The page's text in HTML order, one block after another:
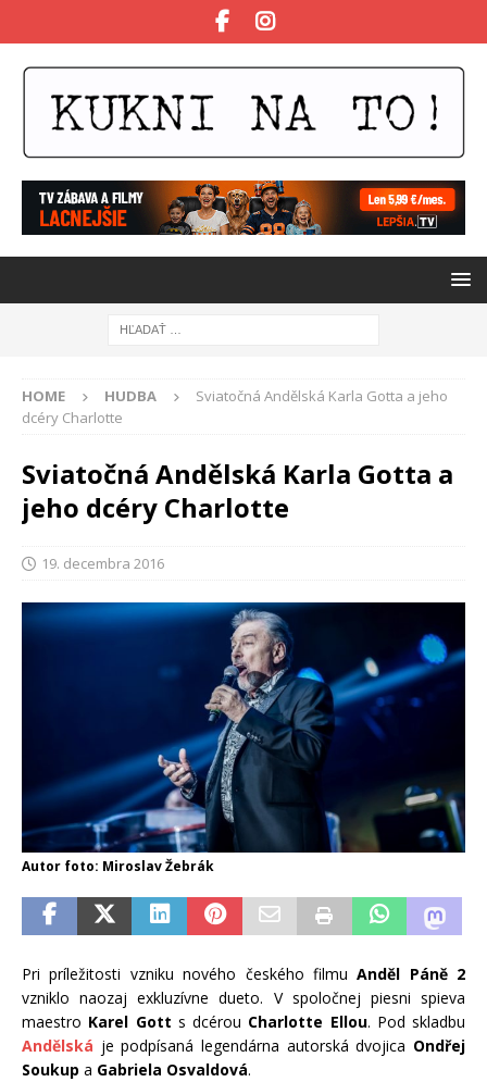
HOME HUDBA
Sviatočná Andělská Karla Gotta a jeho
dcéry Charlotte
Sviatočná Andělská Karla Gotta a
jeho dcéry Charlotte
19. decembra 2016
Autor foto: Miroslav Žebrák
Pri príležitosti vzniku nového českého filmuAnděl Páně 2
vzniklo naozaj exkluzívne dueto. V spoločnej piesni spieva
maestro Karel Gott s dcérou Charlotte Ellou. Pod skladbu
Andělská je podpísaná legendárna autorská dvojica Ondřej
Soukup a Gabriela Osvaldová.